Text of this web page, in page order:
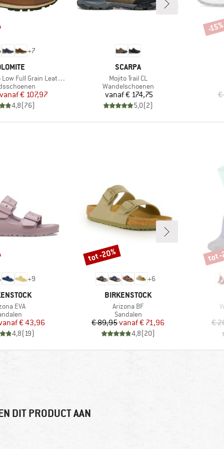
+7
Grain Leather Evo GTX
Prijs
Verlaagde prijs
€ 107,97
4,8(76)
MERK
SCARPA
Artikel
Mojito Trail CL
Productgroep
Wandelschoenen
Prijs
vanaf€ 174,75
5,0(2)
€
-
+9
EVA
Prijs
Verlaagde prijs
€ 43,96
4,8( 19)
+6
MERK
BIRKENSTOCK
Artikel
Arizona BF
Productgroep
Sandalen
Prijs
€ 89,95 Verlaagde prijs
vanaf€ 71,96
4,8(20)
Korting
tot -20%
€
tot
DIT PRODUCT AAN